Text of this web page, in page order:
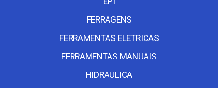
FERRAGENS
FERRAMENTAS ELETRICAS
FERRAMENTAS MANUAIS
HIDRAULICA